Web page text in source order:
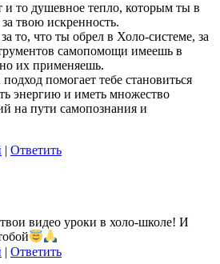
и то душевное тепло, которым ты в
твою искренность.
то, что ты обрел в Холо-системе, за
самопомощи имеешь в
их применяешь.
помогает тебе становиться
энергию и иметь множество
на пути самопознания и
Ответить
видео уроки в холо-школе! И
| Ответить